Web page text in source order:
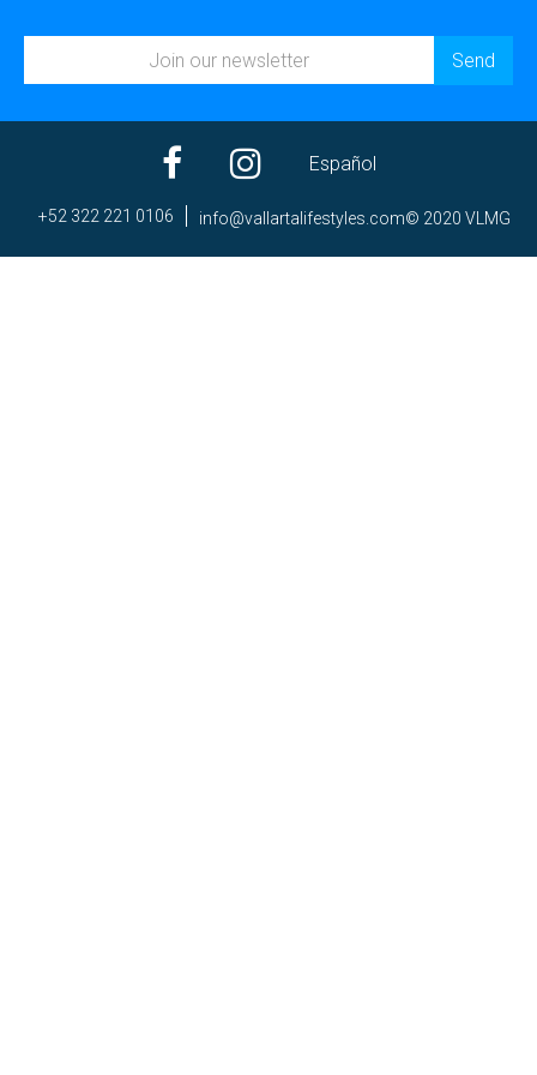
Español
+52 322 221 0106 moc.s
elyts
efila
trall
av@of
ni © 2020 VLMG